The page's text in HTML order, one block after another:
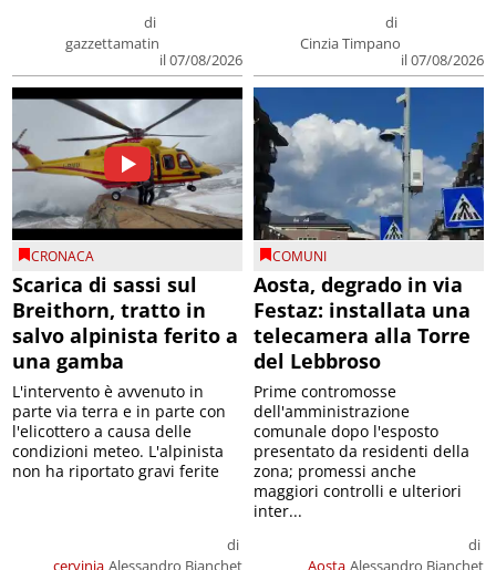
di
gazzettamatin
il 07/08/2026
di
Cinzia Timpano
il 07/08/2026
CRONACA
Scarica di sassi sul
Breithorn, tratto in
salvo alpinista ferito a
una gamba
cervinia
di
Alessandro Bianchet
L'intervento è avvenuto in
parte via terra e in parte con
l'elicottero a causa delle
condizioni meteo. L'alpinista
non ha riportato gravi ferite
COMUNI
Aosta, degrado in via
Festaz: installata una
telecamera alla Torre
del Lebbroso
Aosta
di
Alessandro Bianchet
Prime contromosse
dell'amministrazione
comunale dopo l'esposto
presentato da residenti della
zona; promessi anche
maggiori controlli e ulteriori
inter...